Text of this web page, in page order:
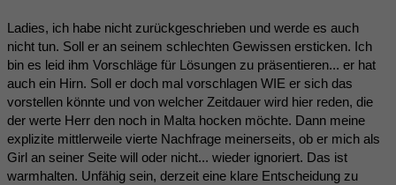
Ladies, ich habe nicht zurückgeschrieben und werde es auch
nicht tun. Soll er an seinem schlechten Gewissen ersticken. Ich
bin es leid ihm Vorschläge für Lösungen zu präsentieren... er hat
auch ein Hirn. Soll er doch mal vorschlagen WIE er sich das
vorstellen könnte und von welcher Zeitdauer wird hier reden, die
der werte Herr den noch in Malta hocken möchte. Dann meine
explizite mittlerweile vierte Nachfrage meinerseits, ob er mich als
Girl an seiner Seite will oder nicht... wieder ignoriert. Das ist
warmhalten. Unfähig sein, derzeit eine klare Entscheidung zu